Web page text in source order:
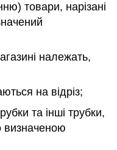
товари, нарізані
належать,
на відріз;
та інші трубки,
визначеною